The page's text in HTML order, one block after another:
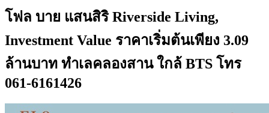
โฟล บาย แสนสิริ Riverside Living,
Investment Value ราคาเริ่มต้นเพียง 3.09
ล้านบาท ทำเลคลองสาน ใกล้ BTS โทร
061-6161426